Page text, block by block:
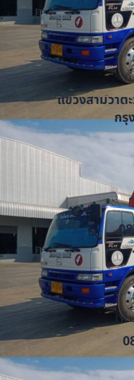
แขวงสามวาต
กรุ
เพิ่